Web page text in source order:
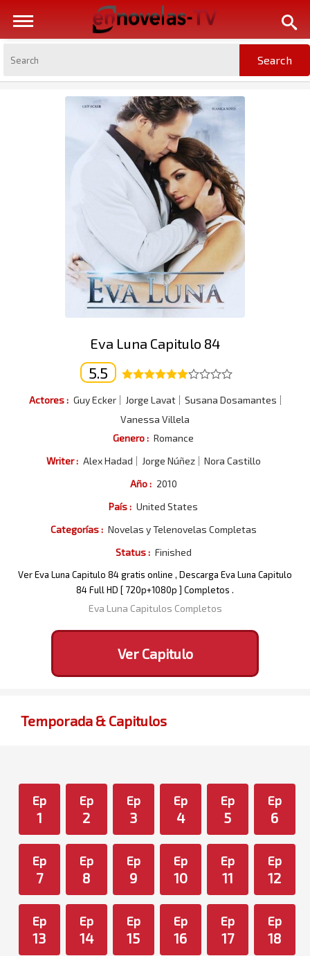
Eva Luna Capitulo 84
5.5
Actores : Guy Ecker Jorge Lavat
Susana Dosamantes
Vanessa Villela
Genero : Romance
Writer : Alex Hadad Jorge Núñez
Nora Castillo
Año : 2010
País : United States
Categorías : Novelas y Telenovelas Completas
Status : Finished
Ver Eva Luna Capitulo 84 gratis online , Descarga Eva Luna Capitulo
84 Full HD [ 720p+1080p ] Completos .
Eva Luna Capitulos Completos
Ver Capitulo
Temporada & Capitulos
Ep
1
Ep
2
Ep
3
Ep
4
Ep
5
Ep
6
Ep
7
Ep
8
Ep
9
Ep
10
Ep
11
Ep
12
Ep
13
Ep
14
Ep
15
Ep
16
Ep
17
Ep
18